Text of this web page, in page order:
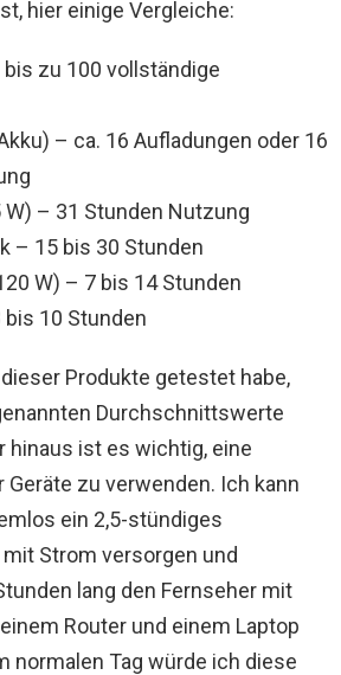
hier einige Vergleiche:
zu 100 vollständige
– ca. 16 Aufladungen oder 16
– 31 Stunden Nutzung
– 15 bis 30 Stunden
W) – 7 bis 14 Stunden
10 Stunden
Produkte getestet habe,
Durchschnittswerte
hinaus ist es wichtig, eine
zu verwenden. Ich kann
ein 2,5-stündiges
Strom versorgen und
lang den Fernseher mit
Router und einem Laptop
normalen Tag würde ich diese